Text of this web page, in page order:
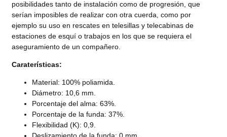
posibilidades tanto de instalación como de progresión, que
serían imposibles de realizar con otra cuerda, como por
ejemplo su uso en rescates en telesillas y telecabinas de
estaciones de esquí o trabajos en los que se requiera el
aseguramiento de un compañero.
Caraterísticas:
Material: 100% poliamida.
Diámetro: 10,6 mm.
Porcentaje del alma: 63%.
Porcentaje de la funda: 37%.
Flexibilidad (K): 0,9.